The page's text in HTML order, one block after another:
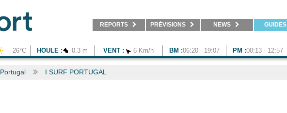
REPORTS PRÉVISIONS NEWS GUIDES
26°C HOULE : 0.3 m VENT : 6 Km/h BM :06:20 - 19:07 PM :00:13 - 12:57
Portugal I SURF PORTUGAL